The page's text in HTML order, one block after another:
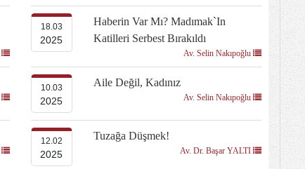
18.03
2025
Haberin Var Mı? Madımak`ın
Katilleri Serbest Bırakıldı
Av. Selin Nakıpoğlu
10.03
2025
Aile Değil, Kadınız
Av. Selin Nakıpoğlu
12.02
2025
Tuzağa Düşmek!
Av. Dr. Başar YALTI